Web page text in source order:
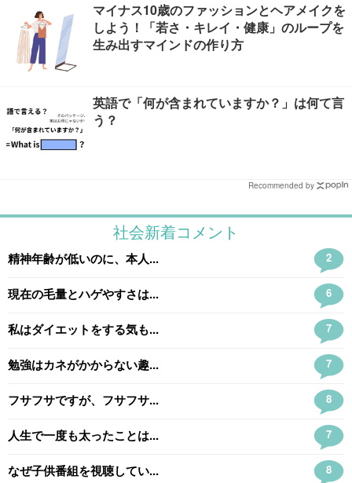
マイナス10歳のファッションとヘアメイクを
しよう！「若さ・キレイ・健康」のループを
生み出すマインドの作り方
英語で「何が含まれていますか？」は何て言
う？
Recommended by